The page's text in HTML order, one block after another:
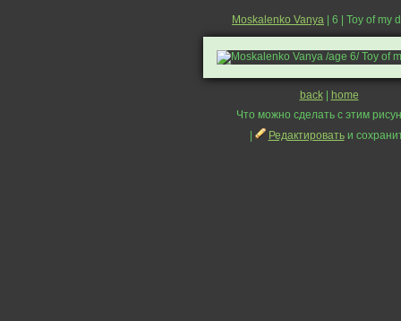
Moskalenko Vanya | 6 | Toy of my
back|
home
Что можно сделать с этим
Редактироватьи